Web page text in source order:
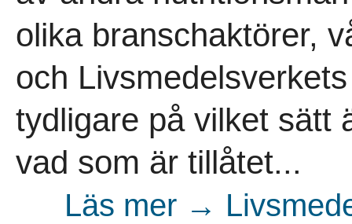
olika branschaktörer,
och
tydligare på vilket sätt
vad som är tillåtet...
Läs mer →